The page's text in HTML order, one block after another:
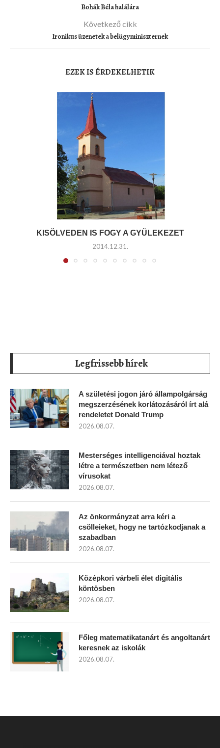
Bohák Béla halálára
Következő cikk
Ironikus üzenetek a belügyminiszternek
EZEK IS ÉRDEKELHETIK
KISÖLVEDEN IS FOGY A GYÜLEKEZET
2014.12.31.
Legfrissebb hírek
A születési jogon járó állampolgárság
megszerzésének korlátozásáról írt alá
rendeletet Donald Trump
2026.08.07.
Mesterséges intelligenciával hoztak
létre a természetben nem létező
vírusokat
2026.08.07.
Az önkormányzat arra kéri a
csölleieket, hogy ne tartózkodjanak a
szabadban
2026.08.07.
Középkori várbeli élet digitális
köntösben
2026.08.07.
Főleg matematikatanárt és angoltanárt
keresnek az iskolák
2026.08.07.